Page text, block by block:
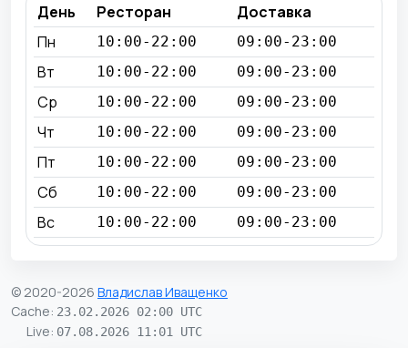
День Ресторан
Доставка
Пн
10:00-22:00 09:00-23:00
Вт 10:00-22:00 09:00-23:00
Ср 10:00-22:00 09:00-23:00
Чт 10:00-22:00 09:00-23:00
Пт 10:00-22:00 09:00-23:00
Сб 10:00-22:00 09:00-23:00
Вс 10:00-22:00 09:00-23:00
© 2020-2026 Владислав Иващенко
Cache: 23.02.2026 02:00 UTC
Live: 07.08.2026 11:01 UTC